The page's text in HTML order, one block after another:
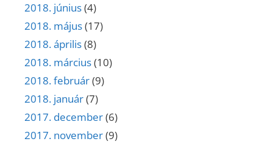
2018. június(4)
2018. május(17)
2018. április(8)
2018. március(10)
2018. február(9)
2018. január(7)
2017. december(6)
2017. november(9)